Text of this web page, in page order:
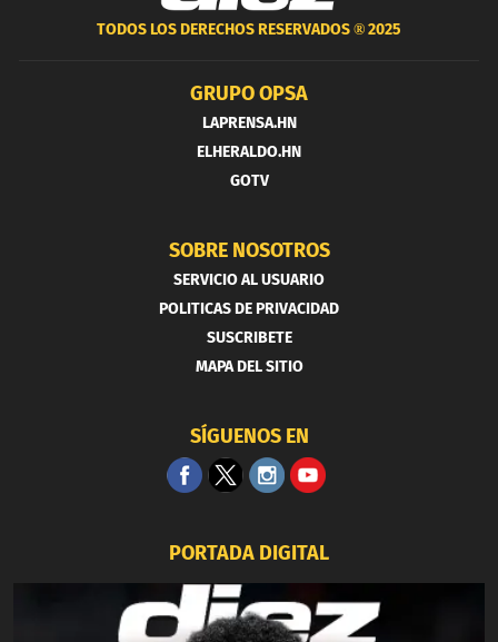
TODOS LOS DERECHOS RESERVADOS ®2025
GRUPO OPSA
LAPRENSA.HN
ELHERALDO.HN
GOTV
SOBRE NOSOTROS
SERVICIO AL USUARIO
POLITICAS DE PRIVACIDAD
SUSCRIBETE
MAPA DEL SITIO
SÍGUENOS EN
PORTADA DIGITAL